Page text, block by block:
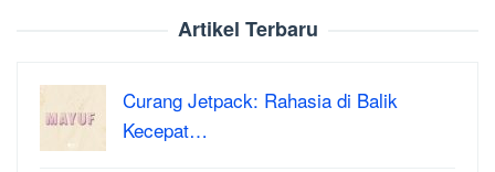
Artikel Terbaru
Curang Jetpack: Rahasia di Balik
Kecepat…